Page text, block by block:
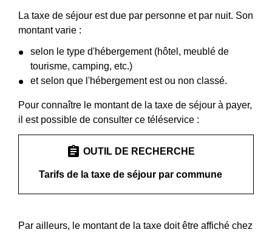
La taxe de séjour est due par personne et par nuit. Son
montant varie :
selon le type d'hébergement (hôtel, meublé de
tourisme, camping, etc.)
et selon que l'hébergement est ou non classé.
Pour connaître le montant de la taxe de séjour à payer,
il est possible de consulter ce téléservice :
assignment OUTIL DE RECHERCHE
Tarifs de la taxe de séjour par commune
Par ailleurs, le montant de la taxe doit être affiché chez